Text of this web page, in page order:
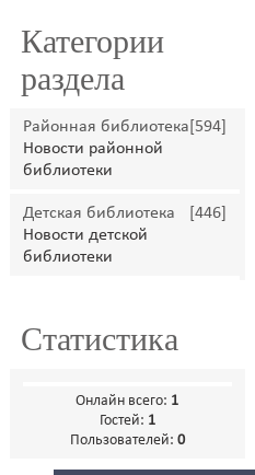
Категории
раздела
Районная библиотека [594]
Новости районной
библиотеки
Детская библиотека
[446]
Новости детской
библиотеки
Статистика
Онлайн всего: 1
Гостей: 1
Пользователей: 0